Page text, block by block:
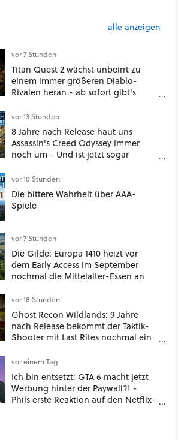
alle anzeigen
vor 7 Stunden
Titan Quest 2 wächst unbeirrt zu
einem immer größeren Diablo-
Rivalen heran - ab sofort gibt's
Klasse
vor 13 Stunden
8 Jahre nach Release haut uns
Assassin's Creed Odyssey immer
noch um - Und ist jetzt sogar
vor 10 Stunden
Die bittere Wahrheit über AAA-
Spiele
vor 7 Stunden
Die Gilde: Europa 1410 heizt vor
dem Early Access im September
nochmal die Mittelalter-Essen an
vor 18 Stunden
Ghost Recon Wildlands: 9 Jahre
nach Release bekommt der Taktik-
Shooter mit Last Rites nochmal ein
vor einem Tag
Ich bin entsetzt: GTA 6 macht jetzt
Werbung hinter der Paywall?! -
Phils erste Reaktion auf den Netflix-